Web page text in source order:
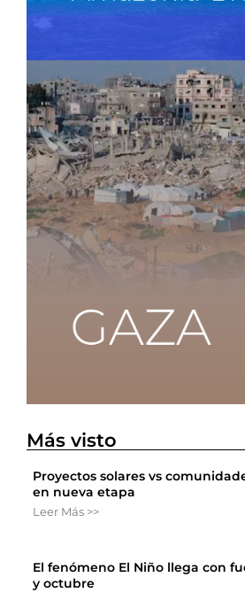
Más visto
Proyectos solares vs
en nueva etapa
Leer Más >>
El fenómeno El Niño llega con
y octubre